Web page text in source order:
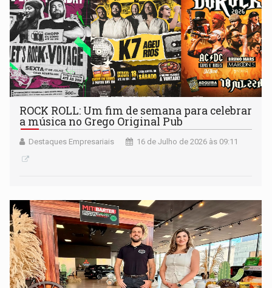
ROCK ROLL: Um fim de semana para celebrar
a música no Grego Original Pub
Destaques Empresariais 16 de Julho de 2026 às 09:11